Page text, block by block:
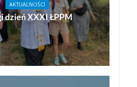
AKTUALNOŚCI
dzień XXXI ŁPPM